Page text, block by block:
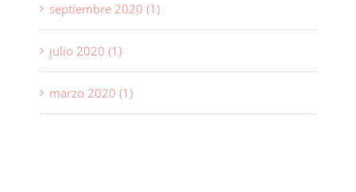
septiembre 2020 (1)
julio 2020 (1)
marzo 2020 (1)